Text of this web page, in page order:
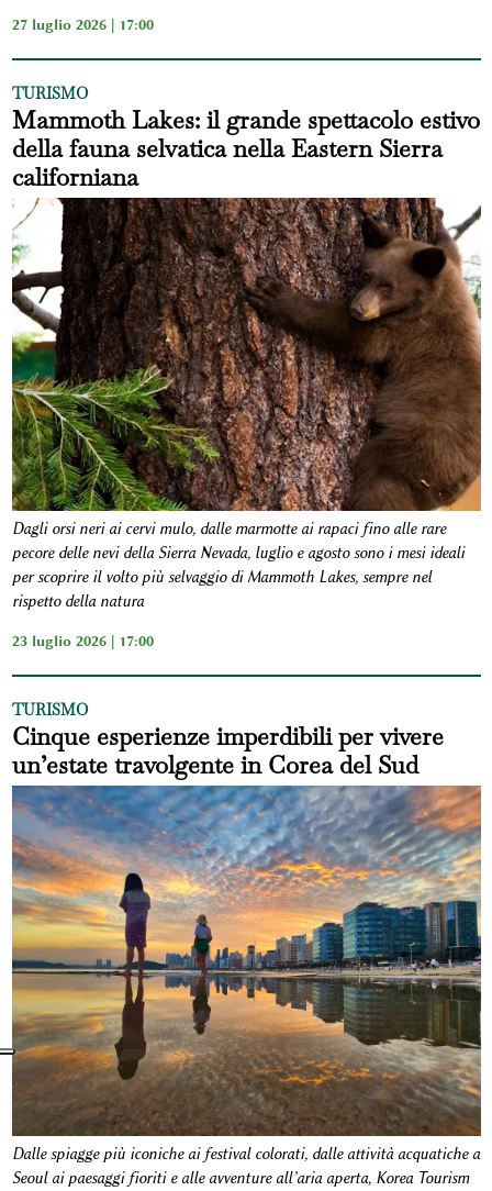
27 luglio 2026 | 17:00
TURISMO
Mammoth Lakes: il grande spettacolo estivo
della fauna selvatica nella Eastern Sierra
californiana
Dagli orsi neri ai cervi mulo, dalle marmotte ai rapaci fino alle rare
pecore delle nevi della Sierra Nevada, luglio e agosto sono i mesi ideali
per scoprire il volto più selvaggio di Mammoth Lakes, sempre nel
rispetto della natura
23 luglio 2026 | 17:00
TURISMO
Cinque esperienze imperdibili per vivere
un’estate travolgente in Corea del Sud
Dalle spiagge più iconiche ai festival colorati, dalle attività acquatiche a
Seoul ai paesaggi fioriti e alle avventure all’aria aperta, Korea Tourism